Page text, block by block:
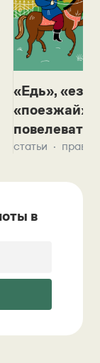
«Едь»,
«поезжай»?
повелевать
статьи
в